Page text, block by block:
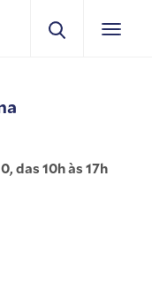
das 10h às 17h